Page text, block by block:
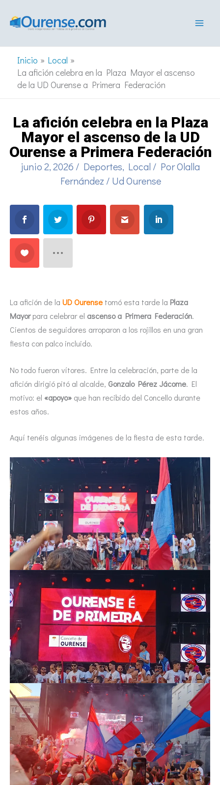
Inicio
Local
La afición celebra en la Plaza Mayor el ascenso
de la UD Ourense a Primera Federación
La afición celebra en la Plaza
Mayor el ascenso de la UD
Ourense a Primera Federación
junio 2, 2026 / Deportes, Local / PorOlalla
Fernández / Ud Ourense
La afición de la UD Ourense tomó esta tarde la Plaza
Mayorpara celebrar el ascenso a Primera Federación.
Cientos de seguidores arroparon a los rojillos en una gran
fiesta con palco incluido.
No todo fueron vítores. Entre la celebración, parte de la
afición dirigió pitó al alcalde, Gonzalo Pérez Jácome. El
motivo: el «apoyo» que han recibido del Concello durante
estos años.
Aquí tenéis algunas imágenes de la fiesta de esta tarde.